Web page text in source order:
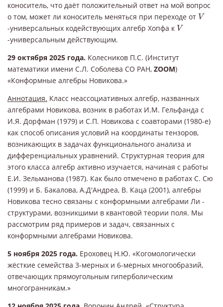
коноситель, что даёт положительный ответ на мой вопрос
о том, может ли коноситель меняться при переходе от V
V
-универсальных кодействующих алгебр Хопфа к V
V
-универсальным действующим.
29 октября 2025 года. Колесников П.С. (Институт
математики имени С.Л. Соболева СО РАН, ZOOM)
«Конформные алгебры Новикова.»
Аннотация. Класс неассоциативных алгебр, названных
алгебрами Новикова, возник в работах И.М. Гельфанда с
И.Я. Дорфман (1979) и С.П. Новикова с соавторами (1980-е)
как способ описания условий на координаты тензоров,
возникающих в задачах функционального анализа и
дифференциальных уравнений. Структурная теория для
этого класса алгебр активно изучается, начиная с работы
Е.И. Зельманова (1987). Как было отмечено в работах С. Сю
(1999) и Б. Бакалова, А.Д'Андреа, В. Каца (2001), алгебры
Новикова тесно связаны с конформными алгебрами Ли -
структурами, возникшими в квантовой теории поля. Мы
рассмотрим ряд примеров и задач, связанных с
конформными алгебрами Новикова.
5 ноября 2025 года. Ероховец Н.Ю. «Когомологически
жёсткие семейства 3-мерных и 6-мерных многообразий,
отвечающих прямоугольным гиперболическим
многогранникам.»